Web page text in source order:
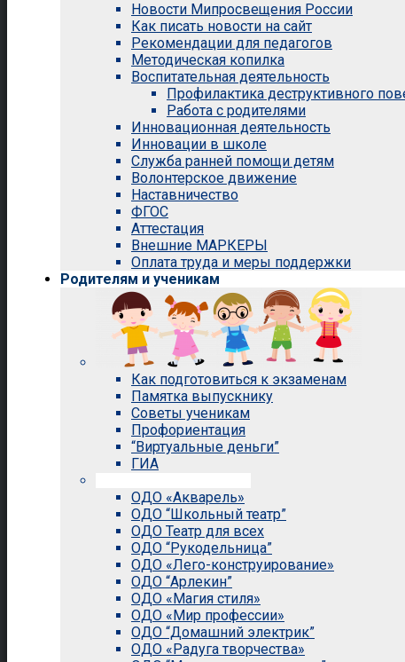
Новости Мипросвещения России
Как писать новости на сайт
Рекомендации для педагогов
Методическая копилка
Воспитательная деятельность
Профилактика деструктивного
Работа с родителями
Инновационная деятельность
Инновации в школе
Служба ранней помощи детям
Волонтерское движение
Наставничество
ФГОС
Аттестация
Внешние МАРКЕРЫ
Оплата труда и меры поддержки
Родителям и ученикам
Как подготовиться к экзаменам
Памятка выпускнику
Советы ученикам
Профориентация
“Виртуальные деньги”
ГИА
ОДО «Акварель»
ОДО “Школьный театр”
ОДО Театр для всех
ОДО “Рукодельница”
ОДО «Лего-конструирование»
ОДО “Арлекин”
ОДО «Магия стиля»
ОДО «Мир профессии»
ОДО “Домашний электрик”
ОДО «Радуга творчества»